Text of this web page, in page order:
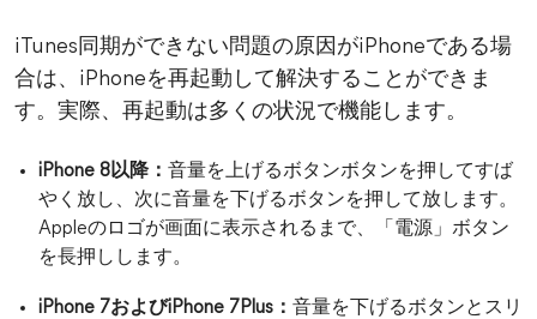
iTunes同期ができない問題の原因がiPhoneである場
合は、iPhoneを再起動して解決することができま
す。実際、再起動は多くの状況で機能します。
iPhone 8以降： 音量を上げるボタンボタンを押してすば
やく放し、次に音量を下げるボタンを押して放します。
Appleのロゴが画面に表示されるまで、「電源」ボタン
を長押しします。
iPhone 7およびiPhone 7Plus： 音量を下げるボタンとスリ